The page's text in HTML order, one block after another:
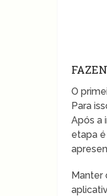
O
Para
Após a
etapa
Manter